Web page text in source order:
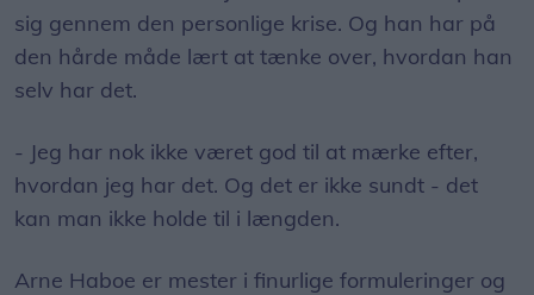
sig gennem den personlige krise. Og han har på
den hårde måde lært at tænke over, hvordan han
selv har det.
- Jeg har nok ikke været god til at mærke efter,
hvordan jeg har det. Og det er ikke sundt - det
kan man ikke holde til i længden.
Arne Haboe er mester i finurlige formuleringer og